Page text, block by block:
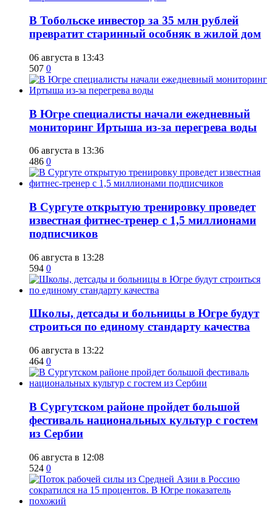
В Тобольске инвестор за 35 млн рублей
превратит старинный особняк в жилой дом
06 августа в 13:43
507 0
В Югре специалисты начали ежедневный
мониторинг Иртыша из-за перегрева воды
06 августа в 13:36
486 0
В Сургуте открытую тренировку проведет
известная фитнес-тренер с 1,5 миллионами
подписчиков
06 августа в 13:28
594 0
Школы, детсады и больницы в Югре будут
строиться по единому стандарту качества
06 августа в 13:22
464 0
В Сургутском районе пройдет большой
фестиваль национальных культур с гостем
из Сербии
06 августа в 12:08
524 0